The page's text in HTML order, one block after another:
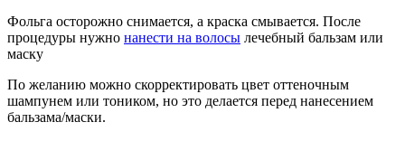
Фольга осторожно снимается, а краска смывается. После
процедуры нужно нанести на волосы лечебный бальзам или
маску
По желанию можно скорректировать цвет оттеночным
шампунем или тоником, но это делается перед нанесением
бальзама/маски.